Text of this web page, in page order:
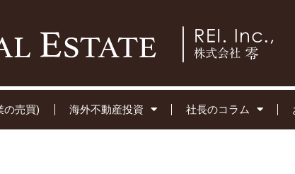
の売買) 海外不動産投資 社長のコラム